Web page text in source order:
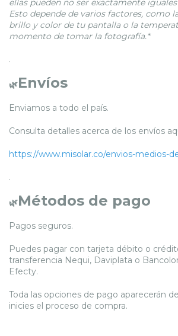
Esto depende de varios factores, como
brillo y color de tu pantalla o la
momento de tomar la fotografía.*
.
🌿Envíos
Enviamos a todo el país.
Consulta detalles acerca de los envíos
https://www.misolar.co/envios-medios-
.
🌿Métodos de pago
Pagos seguros.
Puedes pagar con tarjeta débito o
transferencia Nequi, Daviplata o
Efecty.
Toda las opciones de pago aparecerán
inicies el proceso de compra.